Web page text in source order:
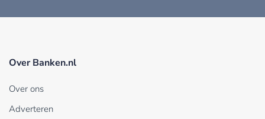
Over Banken.nl
Over ons
Adverteren